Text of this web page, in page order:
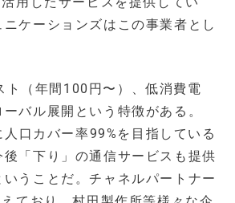
ケーションズはこの事業者とし
（年間100円〜）、低消費電
バル展開という特徴がある。
口カバー率99%を目指している
後「下り」の通信サービスも提供
いうことだ。チャネルパートナー